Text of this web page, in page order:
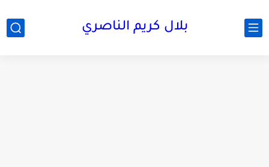
بلال كريم الناصري